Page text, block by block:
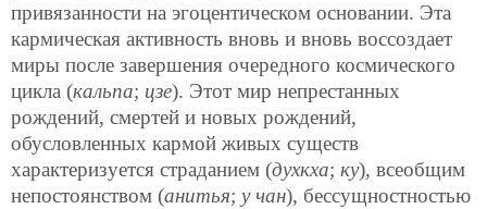
привязанности на эгоцентическом основании. Эта
кармическая активность вновь и вновь воссоздает
миры после завершения очередного космического
цикла (кальпа; цзе). Этот мир непрестанных
рождений, смертей и новых рождений,
обусловленных кармой живых существ
характеризуется страданием (духкха; ку), всеобщим
непостоянством (анитья; у чан), бессущностностью